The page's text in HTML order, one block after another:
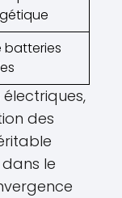
batteries
des
le